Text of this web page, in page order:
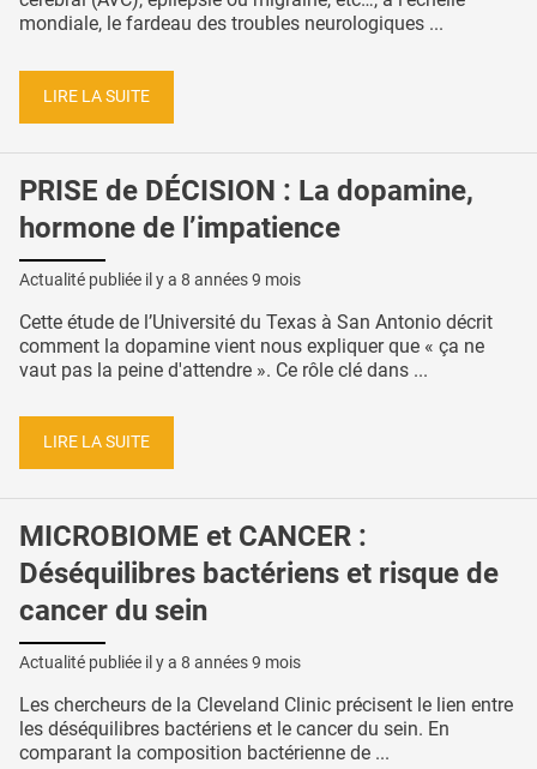
mondiale, le fardeau des troubles neurologiques ...
LIRE LA SUITE
PRISE de DÉCISION : La dopamine,
hormone de l’impatience
Actualité publiée il y a 8 années 9 mois
Cette étude de l’Université du Texas à San Antonio décrit
comment la dopamine vient nous expliquer que « ça ne
vaut pas la peine d'attendre ». Ce rôle clé dans ...
LIRE LA SUITE
MICROBIOME et CANCER :
Déséquilibres bactériens et risque de
cancer du sein
Actualité publiée il y a 8 années 9 mois
Les chercheurs de la Cleveland Clinic précisent le lien entre
les déséquilibres bactériens et le cancer du sein. En
comparant la composition bactérienne de ...